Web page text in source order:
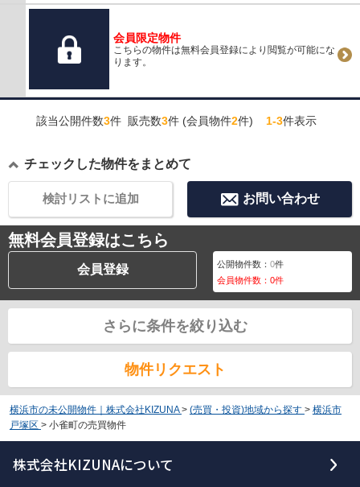
会員限定物件
こちらの物件は無料会員登録により閲覧が可能にな
ります。
該当公開件数3件 販売数3件 (会員物件2件) 1-3件表示
チェックした物件をまとめて
お問い合わせ
検討リストに追加
無料会員登録はこちら
会員登録 公開物件数：0件
会員物件数：0件
さらに条件を絞り込む
物件リクエスト
横浜市の未公開物件｜株式会社KIZUNA > (売買・投資)地域から探す > 横浜市
戸塚区 > 小雀町の売買物件
株式会社KIZUNAについて